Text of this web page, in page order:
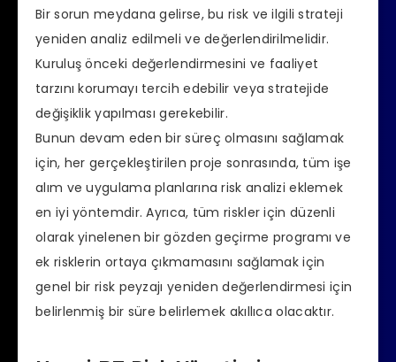
Bir sorun meydana gelirse, bu risk ve ilgili strateji
yeniden analiz edilmeli ve değerlendirilmelidir.
Kuruluş önceki değerlendirmesini ve faaliyet
tarzını korumayı tercih edebilir veya stratejide
değişiklik yapılması gerekebilir.
Bunun devam eden bir süreç olmasını sağlamak
için, her gerçekleştirilen proje sonrasında, tüm işe
alım ve uygulama planlarına risk analizi eklemek
en iyi yöntemdir. Ayrıca, tüm riskler için düzenli
olarak yinelenen bir gözden geçirme programı ve
ek risklerin ortaya çıkmamasını sağlamak için
genel bir risk peyzajı yeniden değerlendirmesi için
belirlenmiş bir süre belirlemek akıllıca olacaktır.